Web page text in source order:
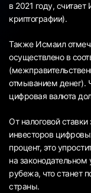
в 2021 году,
криптографии).
Также Исмаил
осуществлено в
отмыванием денег).
цифровая валюта
От налоговой
инвесторов
процент, это
на законодательном
рубежа, что станет
страны.